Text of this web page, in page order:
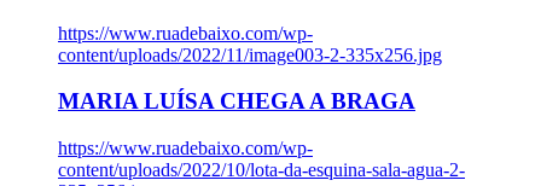
https://www.ruadebaixo.com/wp-
content/uploads/2022/11/image003-2-335x256.jpg
MARIA LUÍSA CHEGA A BRAGA
https://www.ruadebaixo.com/wp-
content/uploads/2022/10/lota-da-esquina-sala-agua-2-